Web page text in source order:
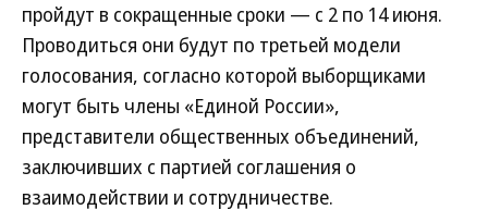
пройдут в сокращенные сроки — с 2 по 14 июня.
Проводиться они будут по третьей модели
голосования, согласно которой выборщиками
могут быть члены «Единой России»,
представители общественных объединений,
заключивших с партией соглашения о
взаимодействии и сотрудничестве.